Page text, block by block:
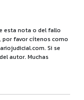
esta nota o del fallo
por favor cítenos como
Si se
autor. Muchas